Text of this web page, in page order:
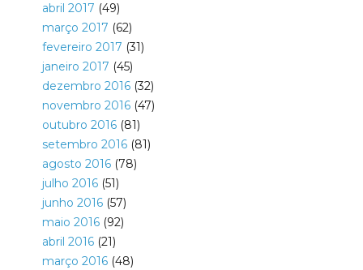
abril 2017 (49)
março 2017 (62)
fevereiro 2017 (31)
janeiro 2017 (45)
dezembro 2016(32)
novembro 2016(47)
outubro 2016(81)
setembro 2016(81)
agosto 2016(78)
julho 2016(51)
junho 2016(57)
maio 2016(92)
abril 2016(21)
março 2016(48)